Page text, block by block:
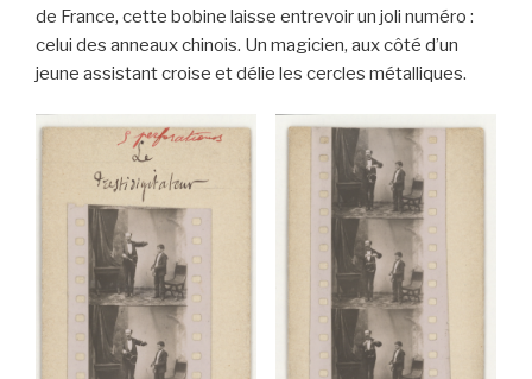
de France, cette bobine laisse entrevoir un joli numéro :
celui des anneaux chinois. Un magicien, aux côté d’un
jeune assistant croise et délie les cercles métalliques.